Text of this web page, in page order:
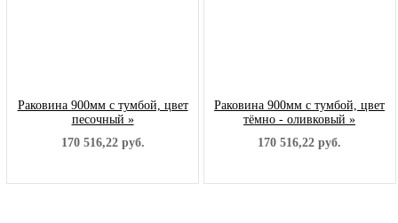
Раковина 900мм с тумбой, цвет
песочный »
170 516,22 руб.
Раковина 900мм с тумбой, цвет
тёмно - оливковый »
170 516,22 руб.